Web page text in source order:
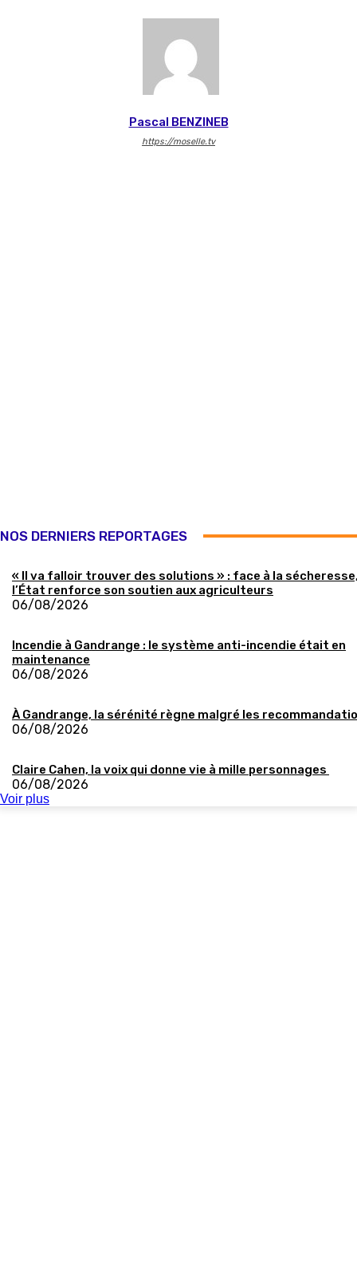
Pascal BENZINEB
https://moselle.tv
NOS DERNIERS REPORTAGES
« Il va falloir trouver des solutions » : face à la
l’État renforce son soutien aux agriculteurs
06/08/2026
Incendie à Gandrange : le système anti-incendie était en
maintenance
06/08/2026
À Gandrange, la sérénité règne malgré les
06/08/2026
Claire Cahen, la voix qui donne vie à mille personnages
06/08/2026
Voir plus